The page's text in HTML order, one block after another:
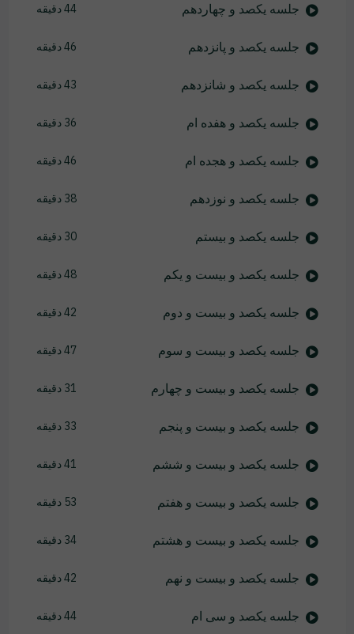
جلسه یکصد و چهاردهم 44 دقیقه
جلسه یکصد و پانزدهم 46 دقیقه
جلسه یکصد و شانزدهم 43 دقیقه
جلسه یکصد و هفده ام 36 دقیقه
جلسه یکصد و هجده ام 46 دقیقه
جلسه یکصد و نوزدهم 38 دقیقه
جلسه یکصد و بیستم 30 دقیقه
جلسه یکصد و بیست و یکم 48 دقیقه
جلسه یکصد و بیست و دوم 42 دقیقه
جلسه یکصد و بیست و سوم 47 دقیقه
جلسه یکصد و بیست و چهارم 31 دقیقه
جلسه یکصد و بیست و پنجم 33 دقیقه
جلسه یکصد و بیست و ششم 41 دقیقه
جلسه یکصد و بیست و هفتم 53 دقیقه
جلسه یکصد و بیست و هشتم 34 دقیقه
جلسه یکصد و بیست و نهم 42 دقیقه
جلسه یکصد و سی ام 44 دقیقه